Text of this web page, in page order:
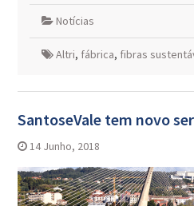
Notícias
Altri, fábrica, fibras
SantoseVale tem novo
14 Junho, 2018